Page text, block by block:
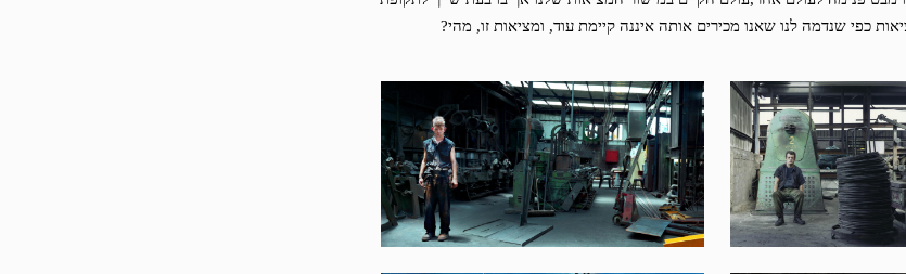
כפי שנדמה לנו שאנו מכירים אותה איננה קיימת עוד, ומציאות זו, מהי?